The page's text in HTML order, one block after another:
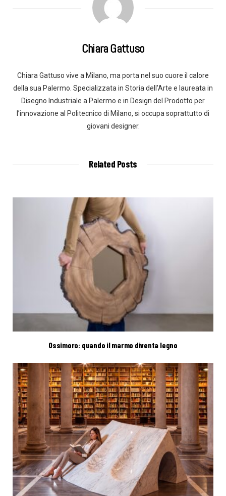
Chiara Gattuso
Chiara Gattuso vive a Milano, ma porta nel suo cuore il calore
della sua Palermo. Specializzata in Storia dell’Arte e laureata in
Disegno Industriale a Palermo e in Design del Prodotto per
l’innovazione al Politecnico di Milano, si occupa soprattutto di
giovani designer.
Related Posts
Ossimoro: quando il marmo diventa legno